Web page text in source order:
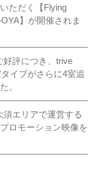
ただく【Flying
】が開催されま
評につき、trive
イプがさらに4室追
。
エリアで運営する
ロモーション映像を